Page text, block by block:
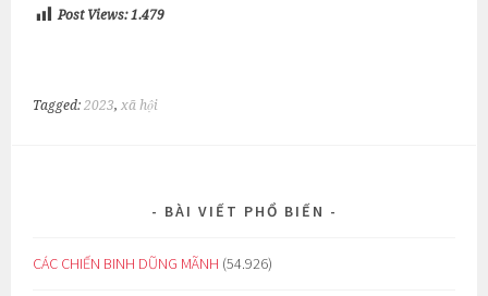
Post Views: 1.479
Tagged:2023,xã hội
BÀI VIẾT PHỔ BIẾN
CÁC CHIẾN BINH DŨNG MÃNH (54.926)